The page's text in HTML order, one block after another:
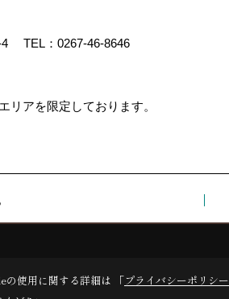
4 TEL： 0267-46-8646
リアを限定しております。
の使用に関する詳細は 「プライバシーポリシー